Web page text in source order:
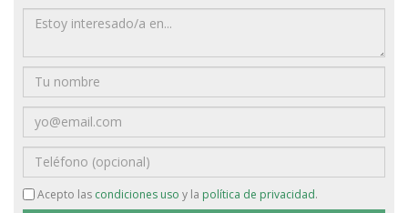
Mensaje
Nombre
Email
Teléfono
Acepto las condiciones uso y la política de privacidad.